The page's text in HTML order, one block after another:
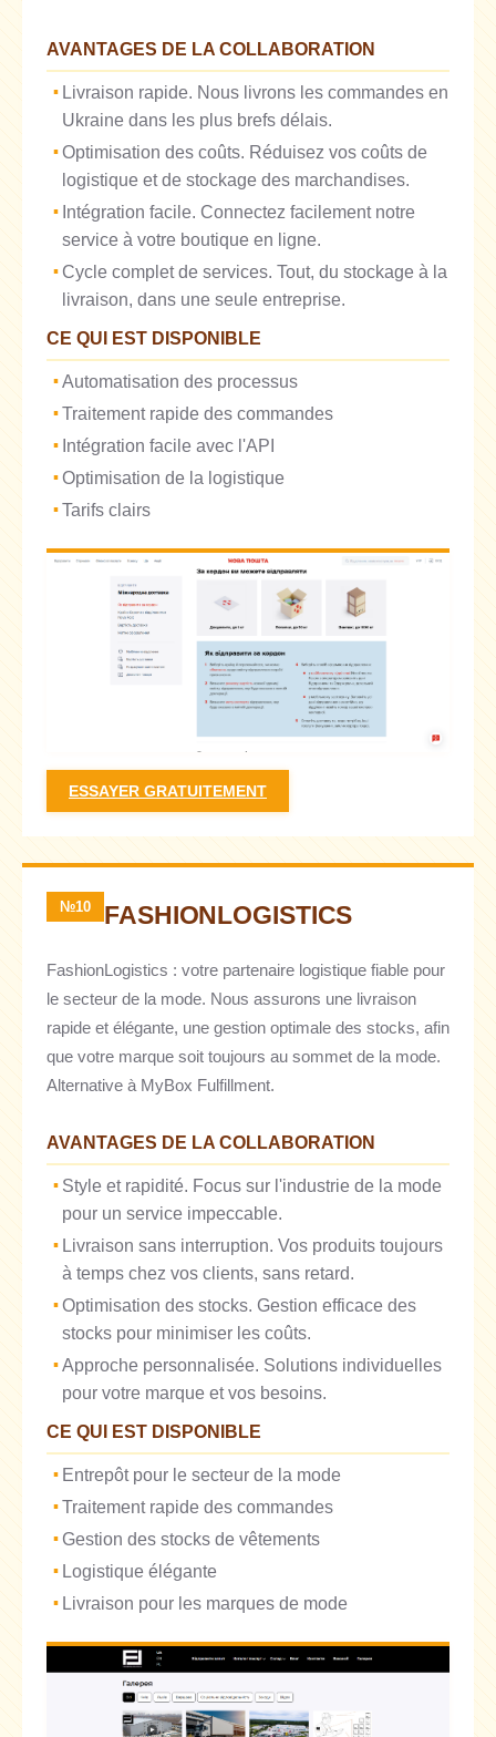
AVANTAGES DE LA COLLABORATION
Livraison rapide. Nous livrons les commandes en
Ukraine dans les plus brefs délais.
Optimisation des coûts. Réduisez vos coûts de
logistique et de stockage des marchandises.
Intégration facile. Connectez facilement notre
service à votre boutique en ligne.
Cycle complet de services. Tout, du stockage à la
livraison, dans une seule entreprise.
CE QUI EST DISPONIBLE
Automatisation des processus
Traitement rapide des commandes
Intégration facile avec l'API
Optimisation de la logistique
Tarifs clairs
ESSAYER GRATUITEMENT
№10 FASHIONLOGISTICS
FashionLogistics : votre partenaire logistique fiable pour
le secteur de la mode. Nous assurons une livraison
rapide et élégante, une gestion optimale des stocks, afin
que votre marque soit toujours au sommet de la mode.
Alternative à MyBox Fulfillment.
AVANTAGES DE LA COLLABORATION
Style et rapidité. Focus sur l'industrie de la mode
pour un service impeccable.
Livraison sans interruption. Vos produits toujours
à temps chez vos clients, sans retard.
Optimisation des stocks. Gestion efficace des
stocks pour minimiser les coûts.
Approche personnalisée. Solutions individuelles
pour votre marque et vos besoins.
CE QUI EST DISPONIBLE
Entrepôt pour le secteur de la mode
Traitement rapide des commandes
Gestion des stocks de vêtements
Logistique élégante
Livraison pour les marques de mode